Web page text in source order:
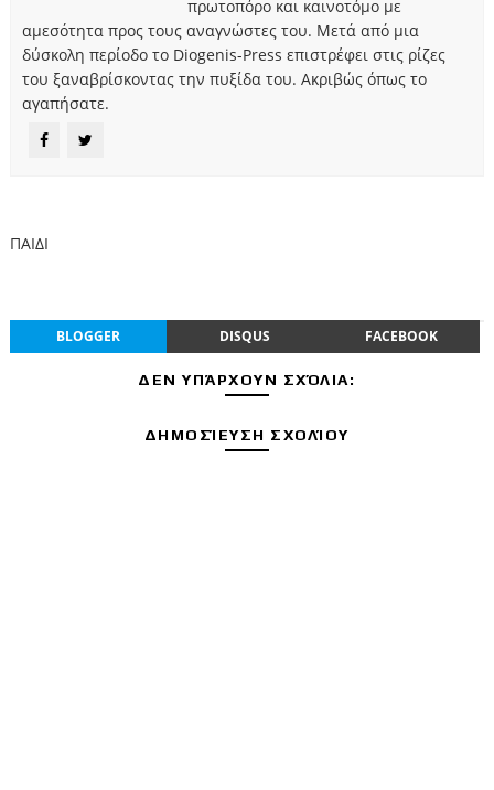
πρωτοπόρο και καινοτόμο με
αμεσότητα προς τους αναγνώστες του. Μετά από μια
δύσκολη περίοδο το Diogenis-Press επιστρέφει στις ρίζες
του ξαναβρίσκοντας την πυξίδα του. Ακριβώς όπως το
αγαπήσατε.
ΠΑΙΔΙ
BLOGGER DISQUS FACEBOOK
ΔΕΝ ΥΠΆΡΧΟΥΝ ΣΧΌΛΙΑ:
ΔΗΜΟΣΊΕΥΣΗ ΣΧΟΛΊΟΥ